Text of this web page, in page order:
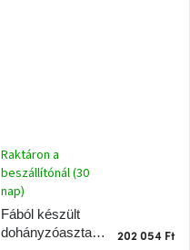
Fából készült
dohányzóasztal
Raktáron a
beszállítónál (30
nap)
202 054 Ft